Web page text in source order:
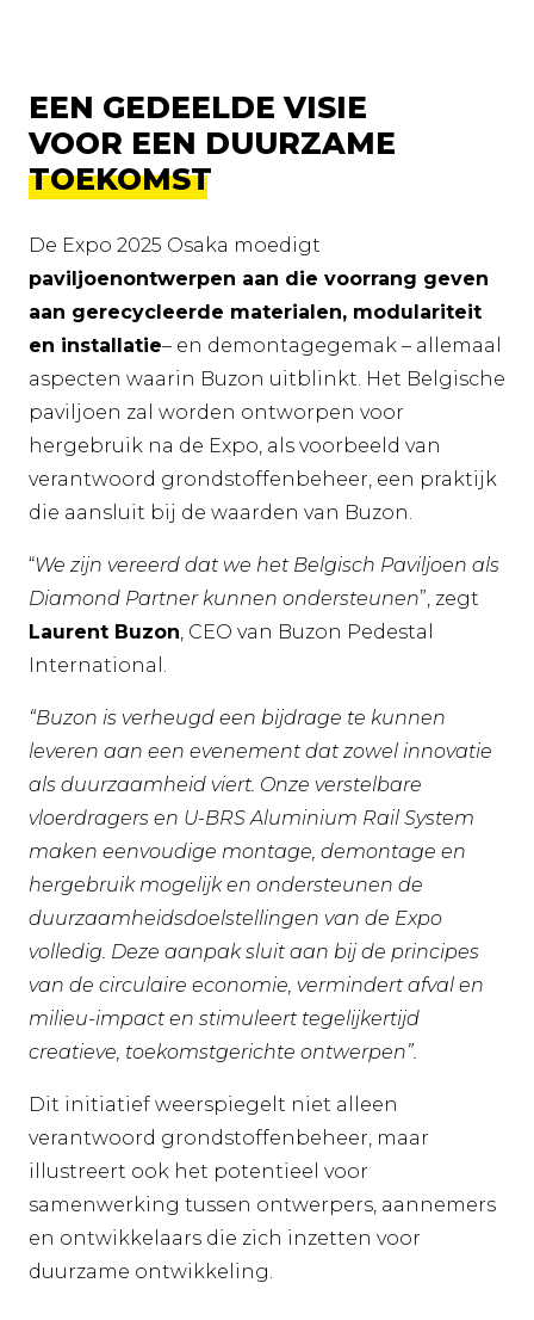
EEN GEDEELDE VISIE
VOOR EEN DUURZAME
TOEKOMST
De Expo 2025 Osaka moedigt
paviljoenontwerpen aan die voorrang geven
aan gerecycleerde materialen, modulariteit
en installatie– en demontagegemak – allemaal
aspecten waarin Buzon uitblinkt. Het Belgische
paviljoen zal worden ontworpen voor
hergebruik na de Expo, als voorbeeld van
verantwoord grondstoffenbeheer, een praktijk
die aansluit bij de waarden van Buzon.
“We zijn vereerd dat we het Belgisch Paviljoen als
Diamond Partner kunnen ondersteunen”, zegt
Laurent Buzon, CEO van Buzon Pedestal
International.
“Buzon is verheugd een bijdrage te kunnen
leveren aan een evenement dat zowel innovatie
als duurzaamheid viert. Onze verstelbare
vloerdragers en U-BRS Aluminium Rail System
maken eenvoudige montage, demontage en
hergebruik mogelijk en ondersteunen de
duurzaamheidsdoelstellingen van de Expo
volledig. Deze aanpak sluit aan bij de principes
van de circulaire economie, vermindert afval en
milieu-impact en stimuleert tegelijkertijd
creatieve, toekomstgerichte ontwerpen”.
Dit initiatief weerspiegelt niet alleen
verantwoord grondstoffenbeheer, maar
illustreert ook het potentieel voor
samenwerking tussen ontwerpers, aannemers
en ontwikkelaars die zich inzetten voor
duurzame ontwikkeling.